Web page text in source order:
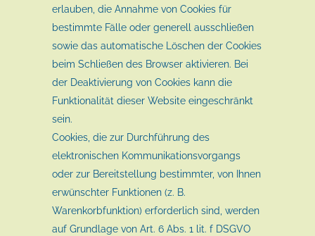
erlauben, die Annahme von Cookies für
bestimmte Fälle oder generell ausschließen
sowie das automatische Löschen der Cookies
beim Schließen des Browser aktivieren. Bei
der Deaktivierung von Cookies kann die
Funktionalität dieser Website eingeschränkt
sein.
Cookies, die zur Durchführung des
elektronischen Kommunikationsvorgangs
oder zur Bereitstellung bestimmter, von Ihnen
erwünschter Funktionen (z. B.
Warenkorbfunktion) erforderlich sind, werden
auf Grundlage von Art. 6 Abs. 1 lit. f DSGVO